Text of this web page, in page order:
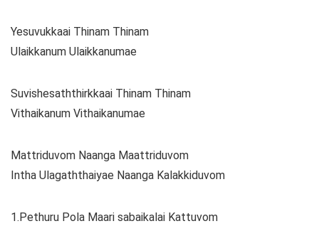
Yesuvukkaai Thinam Thinam
Ulaikkanum Ulaikkanumae
Suvishesaththirkkaai Thinam Thinam
Vithaikanum Vithaikanumae
Mattriduvom Naanga Maattriduvom
Intha Ulagaththaiyae Naanga Kalakkiduvom
1.Pethuru Pola Maari sabaikalai Kattuvom